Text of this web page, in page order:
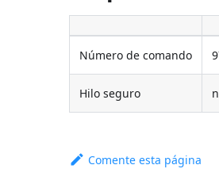
Número de comando
Hilo seguro
Comente esta página